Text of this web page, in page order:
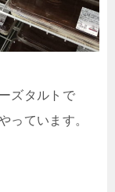
ズタルトで
っています。